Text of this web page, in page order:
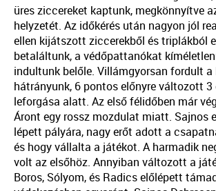
üres ziccereket kaptunk, megkönnyítve
helyzetét. Az időkérés után nagyon jól
ellen kijátszott ziccerekből és triplákból
betaláltunk, a védőpattanókat
indultunk belőle. Villámgyorsan fordult
hátrányunk, 6 pontos előnyre változott 3
leforgása alatt. Az első félidőben már
Áront egy rossz mozdulat miatt. Sajnos
lépett pályára, nagy erőt adott a
és hogy vállalta a játékot. A harmadik
volt az elsőhöz. Annyiban változott a
Boros, Sólyom, és Radics előlépett